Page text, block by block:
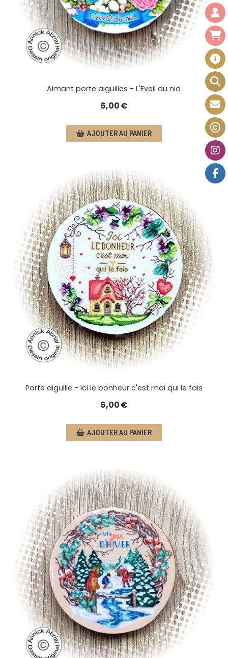
Aimant porte aiguilles - L'Eveil du nid
6,00€
AJOUTER AU PANIER
Porte aiguille - Ici le bonheur c'est moi qui le fais
6,00€
AJOUTER AU PANIER